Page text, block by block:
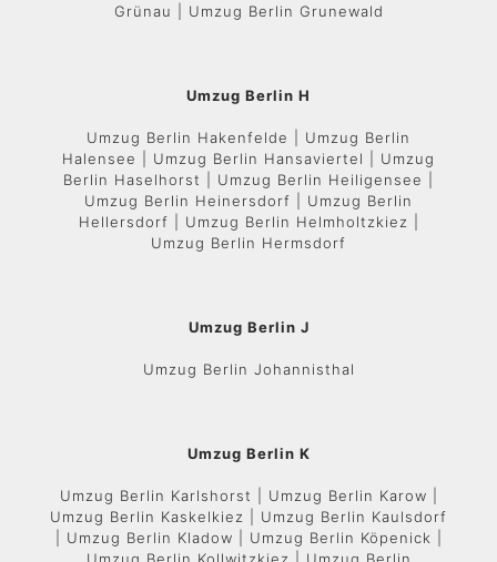
Grünau | Umzug Berlin Grunewald
Umzug Berlin H
Umzug Berlin Hakenfelde | Umzug Berlin
Halensee | Umzug Berlin Hansaviertel | Umzug
Berlin Haselhorst | Umzug Berlin Heiligensee |
Umzug Berlin Heinersdorf | Umzug Berlin
Hellersdorf | Umzug Berlin Helmholtzkiez |
Umzug Berlin Hermsdorf
Umzug Berlin J
Umzug Berlin Johannisthal
Umzug Berlin K
Umzug Berlin Karlshorst | Umzug Berlin Karow |
Umzug Berlin Kaskelkiez | Umzug Berlin Kaulsdorf
| Umzug Berlin Kladow | Umzug Berlin Köpenick |